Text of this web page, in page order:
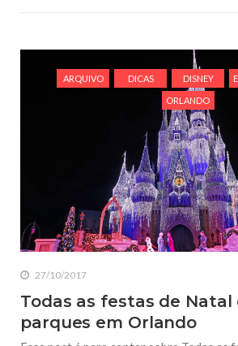
ARQUIVO DICAS DISNEY
ORLANDO
27/10/2017
Todas as festas de Natal
parques em Orlando